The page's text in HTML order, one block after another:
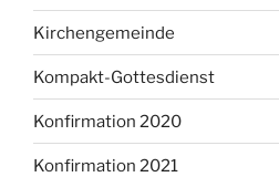
Kirchengemeinde
Kompakt-Gottesdienst
Konfirmation 2020
Konfirmation 2021